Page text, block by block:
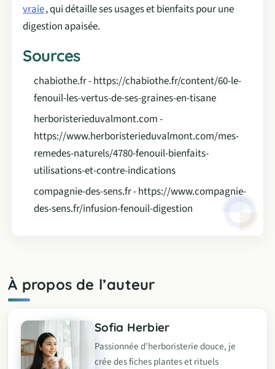
vraie, qui détaille ses usages et bienfaits pour une
digestion apaisée.
Sources
chabiothe.fr - https://chabiothe.fr/content/60-le-
fenouil-les-vertus-de-ses-graines-en-tisane
herboristerieduvalmont.com -
https://www.herboristerieduvalmont.com/mes-
remedes-naturels/4780-fenouil-bienfaits-
utilisations-et-contre-indications
compagnie-des-sens.fr - https://www.compagnie-
des-sens.fr/infusion-fenouil-digestion
À propos de l’auteur
Sofia Herbier
Passionnée d’herboristerie douce, je
crée des fiches plantes et rituels